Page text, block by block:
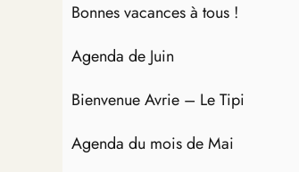
Bonnes vacances à tous !
Agenda de Juin
Bienvenue Avrie – Le Tipi
Agenda du mois de Mai